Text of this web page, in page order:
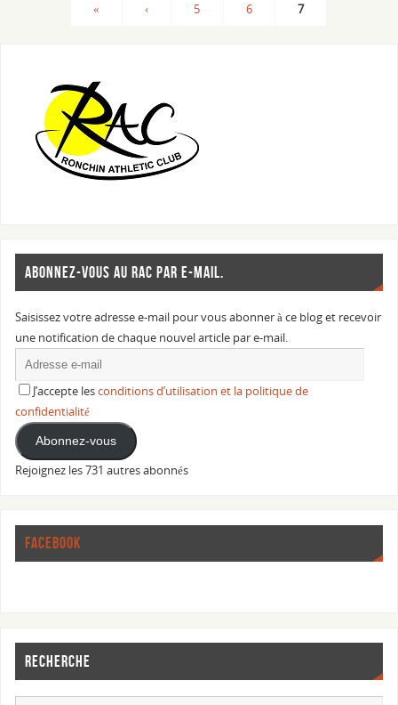
« ‹ 5 6 7
ABONNEZ-VOUS AU RAC PAR E-MAIL.
Saisissez votre adresse e-mail pour vous abonner à ce blog et recevoir
une notification de chaque nouvel article par e-mail.
J’accepte lesconditions d’utilisation et la politique de
confidentialité
Abonnez-vous
Rejoignez les 731 autres abonnés
FACEBOOK
RECHERCHE